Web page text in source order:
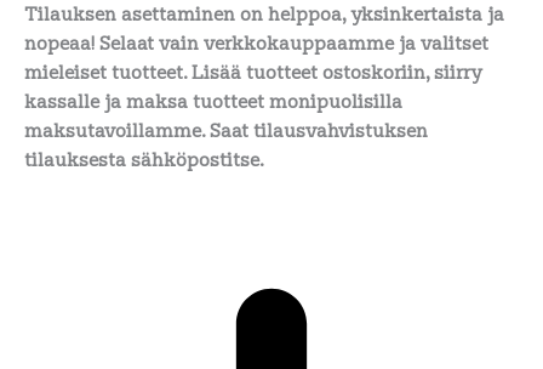
Tilauksen asettaminen on helppoa, yksinkertaista ja
nopeaa! Selaat vain verkkokauppaamme ja valitset
mieleiset tuotteet. Lisää tuotteet ostoskoriin, siirry
kassalle ja maksa tuotteet monipuolisilla
maksutavoillamme. Saat tilausvahvistuksen
tilauksesta sähköpostitse.